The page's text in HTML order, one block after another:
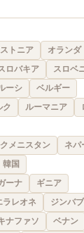
トニア
オランダ
ロバキア
スロベ
ーシ
ベルギー
ク ルーマニア
クメニスタン
ネパ
韓国
ーナ
ギニア
ラレオネ
ジンバ
ナファソ
ベナン